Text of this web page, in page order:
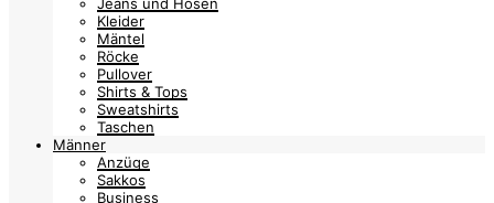
Kleider
Mäntel
Röcke
Pullover
Shirts & Tops
Sweatshirts
Taschen
Männer
Anzüge
Sakkos
Business